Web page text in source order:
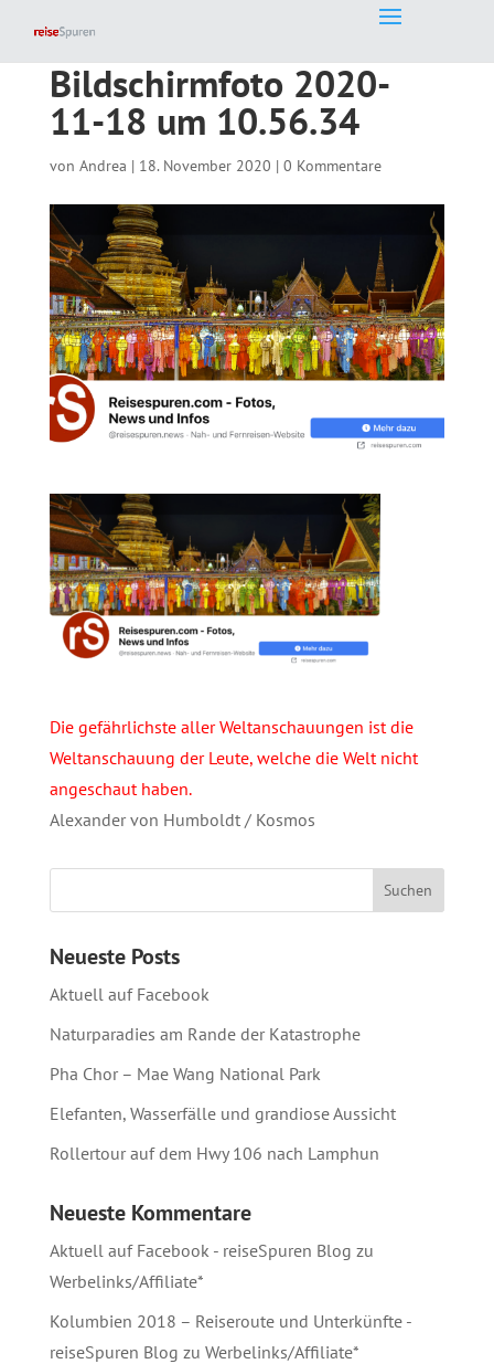
Bildschirmfoto 2020-
11-18 um 10.56.34
von Andrea | 18. November 2020 | 0 Kommentare
Die gefährlichste aller Weltanschauungen ist die
Weltanschauung der Leute, welche die Welt nicht
angeschaut haben.
Alexander von Humboldt / Kosmos
Neueste Posts
Aktuell auf Facebook
Naturparadies am Rande der Katastrophe
Pha Chor – Mae Wang National Park
Elefanten, Wasserfälle und grandiose Aussicht
Rollertour auf dem Hwy 106 nach Lamphun
Neueste Kommentare
Aktuell auf Facebook - reiseSpuren Blog zu
Werbelinks/Affiliate*
Kolumbien 2018 – Reiseroute und Unterkünfte -
reiseSpuren Blog zu Werbelinks/Affiliate*